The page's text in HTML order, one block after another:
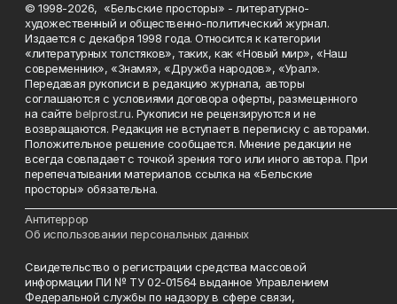
© 1998-2026, «Бельские просторы» - литературно-
художественный и общественно-политический журнал.
Издается с декабря 1998 года. Относится к категории
«литературных толстяков», таких, как «Новый мир», «Наш
современник», «Знамя», «Дружба народов», «Урал».
Передавая рукописи в редакцию журнала, авторы
соглашаются с условиями договора оферты, размещенного
на сайтеbelprost.ru. Рукописи не рецензируются и не
возвращаются. Редакция не вступает в переписку с авторами.
Положительное решение сообщается. Мнение редакции не
всегда совпадает с точкой зрения того или иного автора. При
перепечатывании материалов ссылка на «Бельские
просторы» обязательна.
Антитеррор
Об использовании персональных данных
Свидетельство о регистрации средства массовой
информации ПИ № ТУ 02-01564 выданное Управлением
Федеральной службы по надзору в сфере связи,